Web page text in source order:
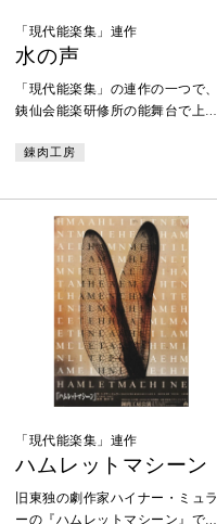
「現代能楽集」連作
水の声
「現代能楽集」の連作の一つで、
銕仙会能楽研修所の能舞台で上
ンピュータ音楽の共同作業で取り
B・イエイツの詩劇『鷹の井戸』
をもとにした、横道萬里雄の新作
能『鷹姫』を基盤にしながらも、
他の言語素材も加え、自由にコラ
ージュする形で再構成されてい
る。そして作業の共通の課題とし
ては、〈即興性〉、〈偶然性〉、
プロセスの問題に的が絞られ、能
を現代に活かす試
錬肉工房
「現代能楽集」連作
ハムレットマシーン
旧東独の劇作家ハイナー・ミュラ
ーの『ハムレットマシーン』で